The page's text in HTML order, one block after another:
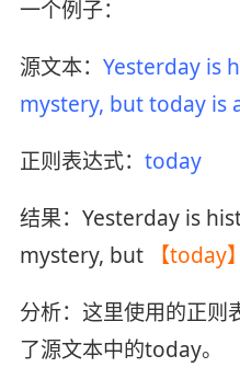
一个例子：
源文本： Yesterday is
mystery, but today is
正则表达式： today
结果：Yesterday is
mystery, but
【today】
分析：这里使用的正则
了源文本中的today。